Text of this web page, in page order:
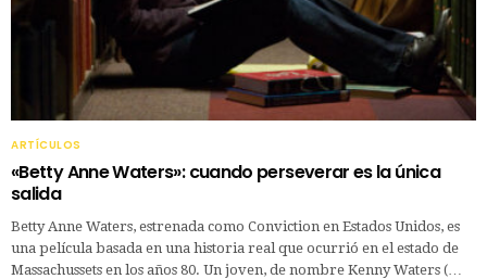
ARTÍCULOS
«Betty Anne Waters»: cuando perseverar es la única
salida
Betty Anne Waters, estrenada como Conviction en Estados Unidos, es
una película basada en una historia real que ocurrió en el estado de
Massachussets en los años 80. Un joven, de nombre Kenny Waters (…